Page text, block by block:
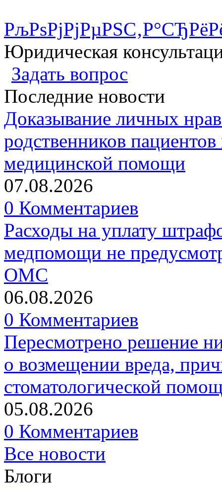
Юридическая
Задать вопрос
Последние новости
Доказывание личных
родственников
медицинской помощи
07.08.2026
0 Комментариев
Расходы на уплату
медпомощи не
ОМС
06.08.2026
0 Комментариев
Пересмотрено решение
о возмещении вреда,
стоматологической
05.08.2026
0 Комментариев
Все новости
Блоги